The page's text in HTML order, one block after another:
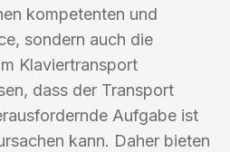
kompetenten und
sondern auch die
Klaviertransport
dass der Transport
Aufgabe ist
kann. Daher bieten